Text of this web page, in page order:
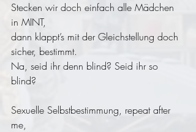
Stecken wir doch einfach alle Mädchen
in MINT,
dann klappt’s mit der Gleichstellung doch
sicher, bestimmt.
Na, seid ihr denn blind? Seid ihr so
blind?
Sexuelle Selbstbestimmung, repeat after
me,